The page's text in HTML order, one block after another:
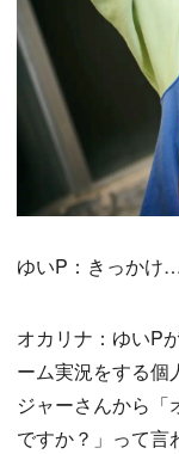
ゆいP：きっかけ
オカリナ：ゆいP
ーム実況をする個
ジャーさんから「
ですか？」って